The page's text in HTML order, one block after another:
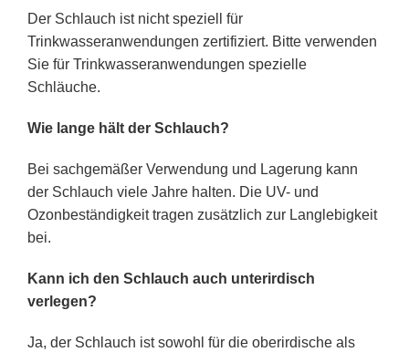
Der Schlauch ist nicht speziell für
Trinkwasseranwendungen zertifiziert. Bitte verwenden
Sie für Trinkwasseranwendungen spezielle
Schläuche.
Wie lange hält der Schlauch?
Bei sachgemäßer Verwendung und Lagerung kann
der Schlauch viele Jahre halten. Die UV- und
Ozonbeständigkeit tragen zusätzlich zur Langlebigkeit
bei.
Kann ich den Schlauch auch unterirdisch
verlegen?
Ja, der Schlauch ist sowohl für die oberirdische als